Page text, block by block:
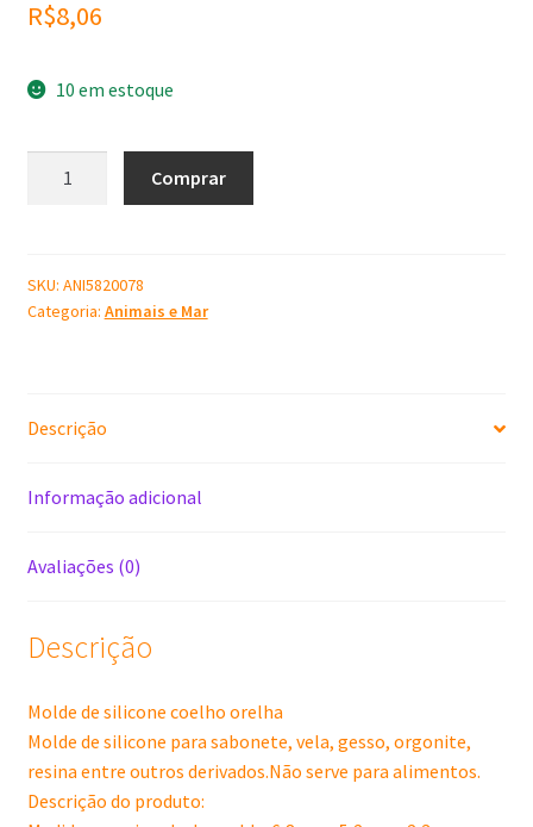
R$8,06
10 em estoque
Orelha
quantidade
Comprar
SKU: ANI5820078
Categoria: Animais e Mar
Descrição
Informação adicional
Avaliações (0)
Descrição
Molde de silicone coelho orelha
Molde de silicone para sabonete, vela, gesso, orgonite,
resina entre outros derivados.Não serve para alimentos.
Descrição do produto: